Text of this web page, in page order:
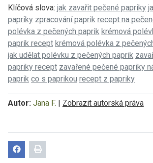
Klíčová slova: jak zavařit pečené papriky
papriky zpracování paprik recept na
polévka z pečených paprik krémová
paprik recept krémová polévka z
jak udělat polévku z pečených paprik
papriky recept zavařené pečené papriky
paprik co s paprikou recept z papriky
Autor: Jana F. | Zobrazit autorská práva